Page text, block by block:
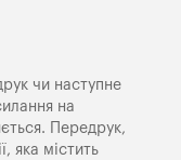
чи наступне
на
Передрук,
яка містить